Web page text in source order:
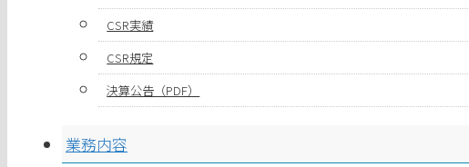
CSR実績
CSR規定
決算公告（PDF）
業務内容